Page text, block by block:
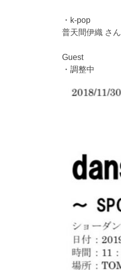
・k-pop
普天間伊織 さん
Guest
・調整中